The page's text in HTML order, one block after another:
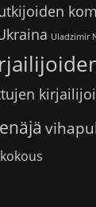
Uladzimir